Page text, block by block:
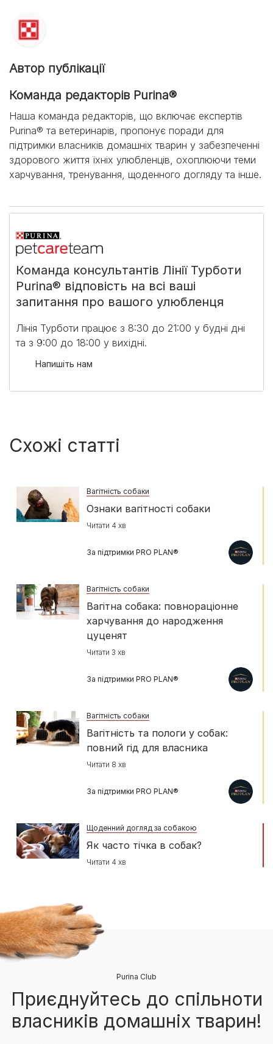
Автор публікації
Команда редакторів Purina®
Наша команда редакторів, що включає експертів
Purina® та ветеринарів, пропонує поради для
підтримки власників домашніх тварин у забезпеченні
здорового життя їхніх улюбленців, охоплюючи теми
харчування, тренування, щоденного догляду та інше.
Команда консультантів Лінії Турботи
Purina® відповість на всі ваші
запитання про вашого улюбленця
Лінія Турботи працює з 8:30 до 21:00 у будні дні
та з 9:00 до 18:00 у вихідні.​
Напишіть нам
Схожі статті
Вагітність собаки
Ознаки вагітності собаки
Читати 4 хв
За підтримки PRO PLAN®
Вагітність собаки
Вагітна собака: повнораціонне
харчування до народження
цуценят
Читати 3 хв
За підтримки PRO PLAN®
Вагітність собаки
Вагітність та пологи у собак:
повний гід для власника
Читати 8 хв
За підтримки PRO PLAN®
Щоденний догляд за собакою
Як часто тічка в собак?
Читати 4 хв
Purina Club
Приєднуйтесь до спільноти
власників домашніх тварин!